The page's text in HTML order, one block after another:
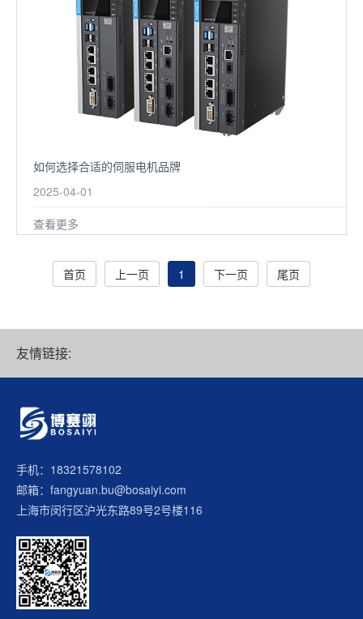
如何选择合适的伺服电机品牌
2025-04-01
查看更多
首页 上一页 1 下一页 尾页
友情链接:
手机：18321578102
邮箱：fangyuan.bu@bosaiyi.com
上海市闵行区沪光东路89号2号楼116